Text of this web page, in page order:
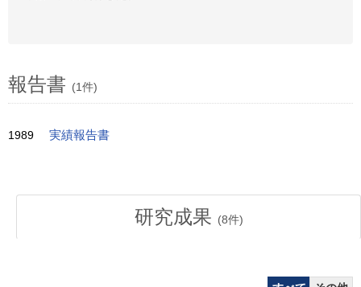
報告書 (1件)
1989 実績報告書
研究成果 (8件)